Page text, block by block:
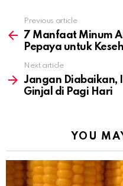
more
Previous article
7 Manfaat Minum
Pepaya untuk
Next article
Jangan Diabaikan,
Ginjal di Pagi Hari
YOU